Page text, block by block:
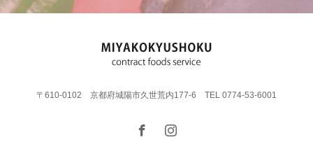
〒610-0102 京都府城陽市久世荒内177-6 TEL 0774-53-6001